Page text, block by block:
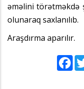
əməlini törətməkdə
olunaraq saxlanılıb.
Araşdırma aparılır.